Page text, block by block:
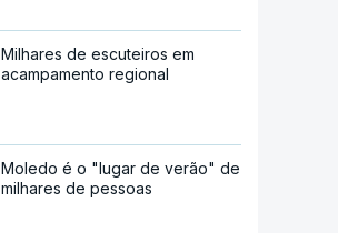
Milhares de escuteiros em
acampamento regional
Moledo é o "lugar de verão" de
milhares de pessoas